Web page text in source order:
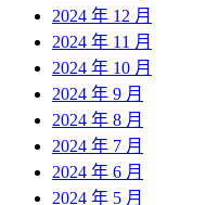
2024 年 12 月
2024 年 11 月
2024 年 10 月
2024 年 9 月
2024 年 8 月
2024 年 7 月
2024 年 6 月
2024 年 5 月